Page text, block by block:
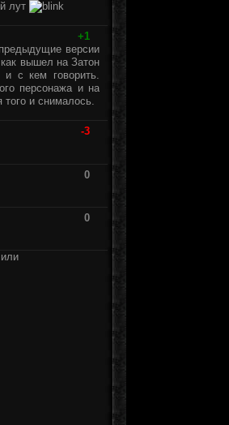
лут
+1
версии
вышел на Затон
с кем говорить.
персонажа и на
и снималось.
-3
0
0
или